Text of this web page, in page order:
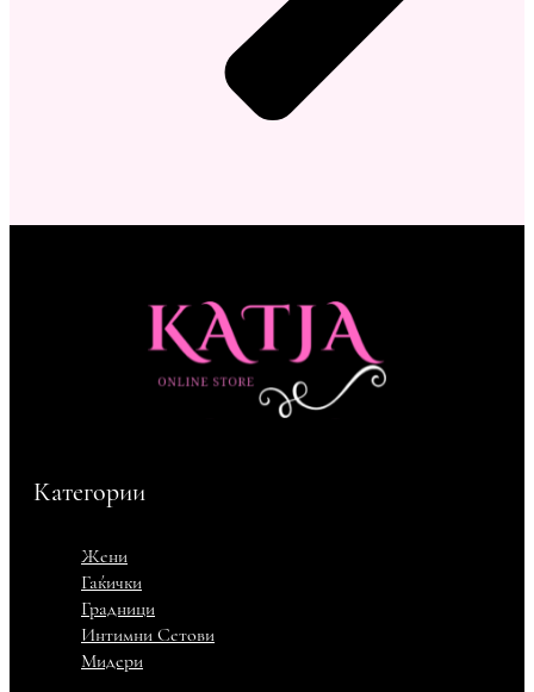
Категории
Жени
Гаќички
Градници
Интимни Сетови
Мидери